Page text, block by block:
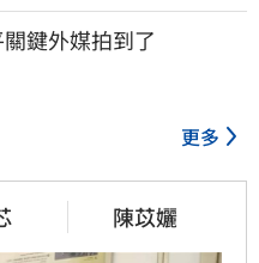
鍵外媒拍到了
更多
陳苡孋